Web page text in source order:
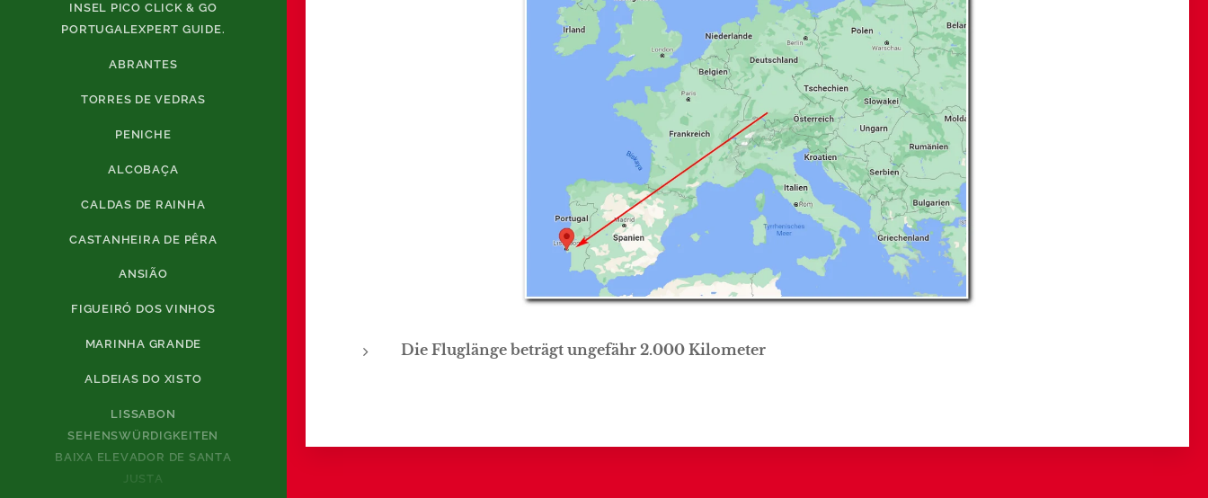
INSEL PICO CLICK & GO
PORTUGALEXPERT GUIDE.
ABRANTES
TORRES DE VEDRAS
PENICHE
ALCOBAÇA
CALDAS DE RAINHA
CASTANHEIRA DE PÊRA
ANSIÃO
FIGUEIRÓ DOS VINHOS
MARINHA GRANDE
ALDEIAS DO XISTO
LISSABON
SEHENSWÜRDIGKEITEN
BAIXA ELEVADOR DE SANTA
JUSTA
Die Fluglänge beträgt ungefähr 2.000 Kilometer